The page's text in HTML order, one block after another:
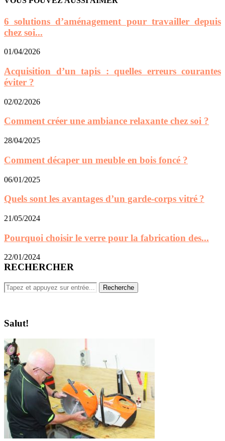
Acquisition d’un tapis : quelles erreurs courantes
éviter ?
Comment créer une ambiance relaxante chez soi ?
28/04/2025
Comment décaper un meuble en bois foncé ?
06/01/2025
Quels sont les avantages d’un garde-corps vitré ?
21/05/2024
Pourquoi choisir le verre pour la fabrication des...
22/01/2024
RECHERCHER
Salut!
Je suis Martin, plombier et bricoleur. mon fils Nicolas m'a encouragé
et m'a aidé a apprendre comment créer un blog sur wordpress. Et